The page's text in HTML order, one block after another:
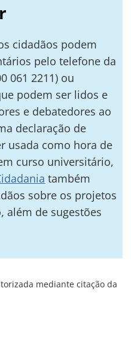
cidadãos podem
pelo telefone da
061 2211) ou
podem ser lidos e
e debatedores ao
declaração de
usada como hora de
curso universitário,
também
sobre os projetos
além de sugestões
mediante citação da